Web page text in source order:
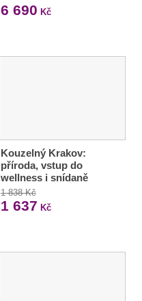
6 690 Kč
Kouzelný Krakov:
příroda, vstup do
wellness i snídaně
1 838 Kč
1 637 Kč